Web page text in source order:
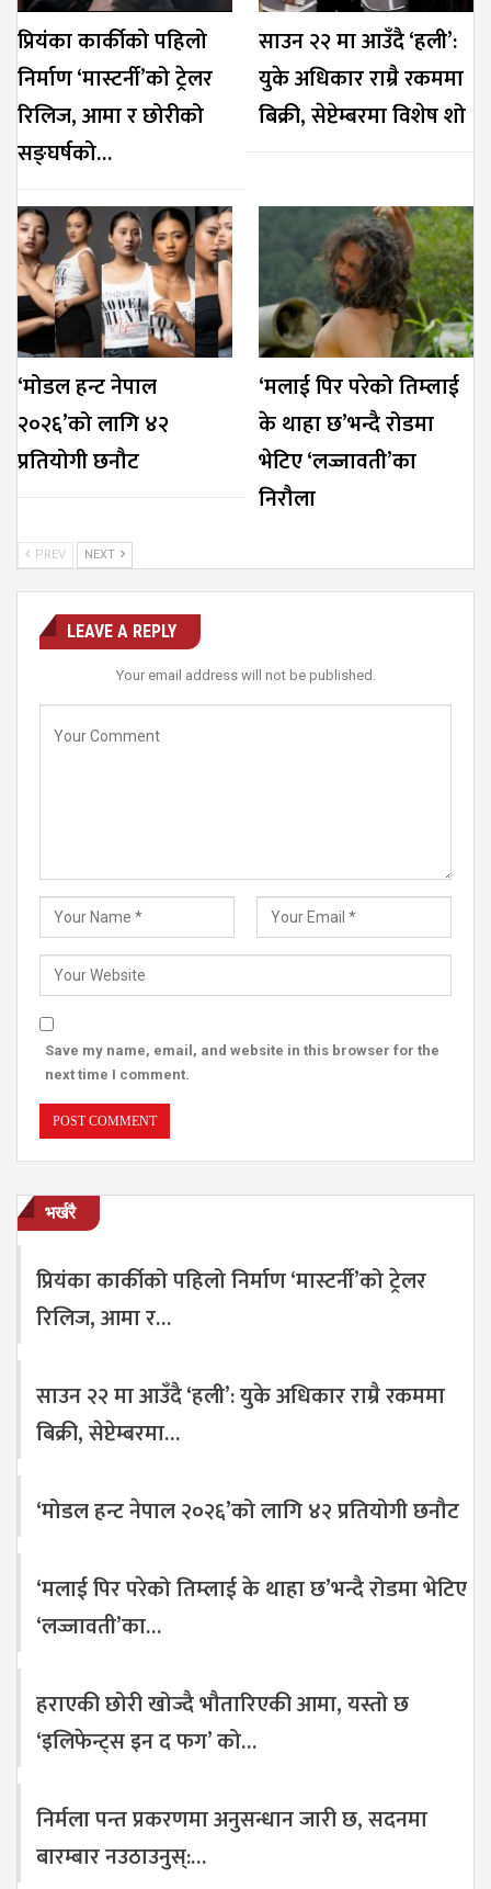
प्रियंका कार्कीको पहिलो
निर्माण ‘मास्टर्नी’को ट्रेलर
रिलिज, आमा र छोरीको
सङ्घर्षको…
साउन २२ मा आउँदै ‘हली’:
युके अधिकार राम्रै रकममा
बिक्री, सेप्टेम्बरमा विशेष शो
‘मोडल हन्ट नेपाल
२०२६’को लागि ४२
प्रतियोगी छनौट
‘मलाई पिर परेको तिम्लाई
के थाहा छ’भन्दै रोडमा
भेटिए ‘लज्जावती’का
निरौला
PREV NEXT
LEAVE A REPLY
Your email address will not be published.
Save my name, email, and website in this browser for the
next time I comment.
भर्खरै
प्रियंका कार्कीको पहिलो निर्माण ‘मास्टर्नी’को ट्रेलर
रिलिज, आमा र…
साउन २२ मा आउँदै ‘हली’: युके अधिकार राम्रै रकममा
बिक्री, सेप्टेम्बरमा…
‘मोडल हन्ट नेपाल २०२६’को लागि ४२ प्रतियोगी छनौट
‘मलाई पिर परेको तिम्लाई के थाहा छ’भन्दै रोडमा भेटिए
‘लज्जावती’का…
हराएकी छोरी खोज्दै भौतारिएकी आमा, यस्तो छ
‘इलिफेन्ट्स इन द फग’ को…
निर्मला पन्त प्रकरणमा अनुसन्धान जारी छ, सदनमा
बारम्बार नउठाउनुस्:…